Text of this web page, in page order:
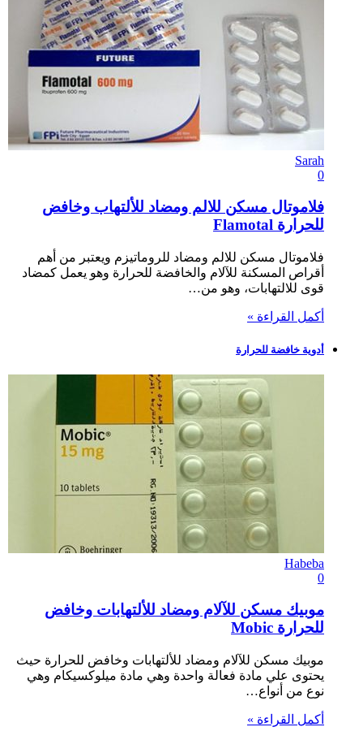
Sarah
0
فلاموتال مسكن للالم ومضاد للألتهاب وخافض
للحرارة Flamotal
فلاموتال مسكن للالم ومضاد للروماتيزم ويعتبر من أهم
أقراص المسكنة للآلام والخافضة للحرارة وهو يعمل كمضاد
قوى للالتهابات، وهو من…
أكمل القراءة »
أدوية خافضة للحرارة
Habeba
0
موبيك مسكن للآلام ومضاد للألتهابات وخافض
للحرارة Mobic
موبيك مسكن للآلام ومضاد للألتهابات وخافض للحرارة حيث
يحتوى علي مادة فعالة واحدة وهي مادة ميلوكسيكام وهي
نوع من أنواع…
أكمل القراءة »